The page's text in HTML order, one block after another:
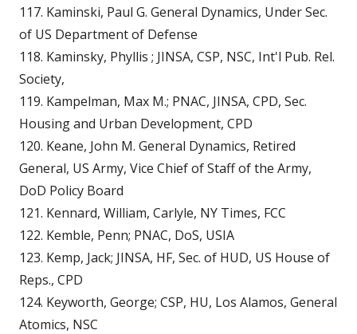
117. Kaminski, Paul G. General Dynamics, Under Sec.
of US Department of Defense
118. Kaminsky, Phyllis ; JINSA, CSP, NSC, Int'l Pub. Rel.
Society,
119. Kampelman, Max M.; PNAC, JINSA, CPD, Sec.
Housing and Urban Development, CPD
120. Keane, John M. General Dynamics, Retired
General, US Army, Vice Chief of Staff of the Army,
DoD Policy Board
121. Kennard, William, Carlyle, NY Times, FCC
122. Kemble, Penn; PNAC, DoS, USIA
123. Kemp, Jack; JINSA, HF, Sec. of HUD, US House of
Reps., CPD
124. Keyworth, George; CSP, HU, Los Alamos, General
Atomics, NSC